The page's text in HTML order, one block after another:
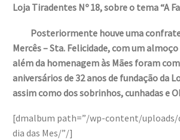
Loja Tiradentes Nº 18, sobre o tema “A
Posteriormente houve uma
Mercês – Sta. Felicidade, com um
além da homenagem às Mães foram
aniversários de 32 anos de fundação da
assim como dos sobrinhos, cunhadas e
[dmalbum path=”/wp-content/
dia das Mes/”/]